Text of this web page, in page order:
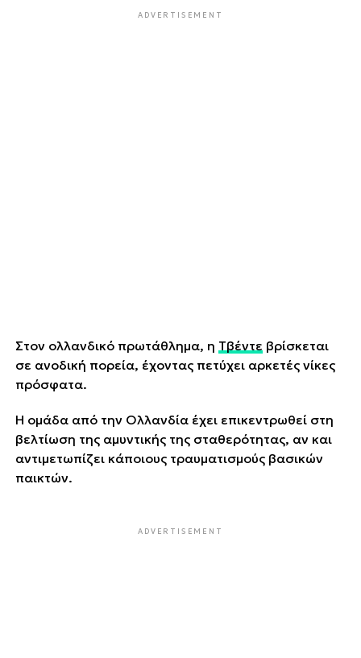
ADVERTISEMENT
Στον ολλανδικό πρωτάθλημα, η Τβέντε βρίσκεται
σε ανοδική πορεία, έχοντας πετύχει αρκετές νίκες
πρόσφατα.
Η ομάδα από την Ολλανδία έχει επικεντρωθεί στη
βελτίωση της αμυντικής της σταθερότητας, αν και
αντιμετωπίζει κάποιους τραυματισμούς βασικών
παικτών.
ADVERTISEMENT